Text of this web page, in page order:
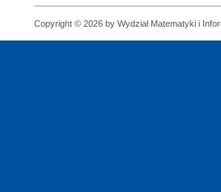
Copyright © 2026 by Wydział Matematyki i